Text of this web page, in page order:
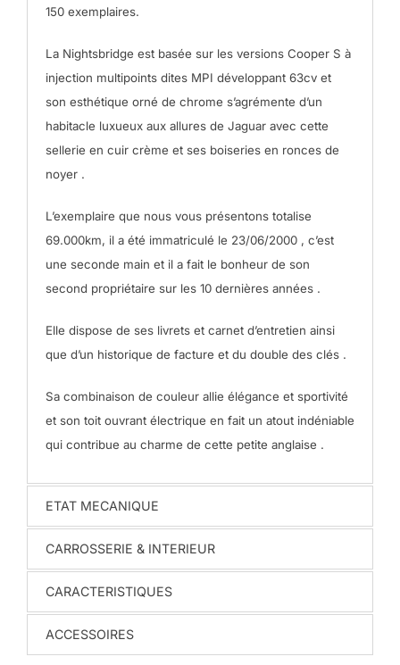
150 exemplaires.
La Nightsbridge est basée sur les versions Cooper S à
injection multipoints dites MPI développant 63cv et
son esthétique orné de chrome s’agrémente d’un
habitacle luxueux aux allures de Jaguar avec cette
sellerie en cuir crème et ses boiseries en ronces de
noyer .
L’exemplaire que nous vous présentons totalise
69.000km, il a été immatriculé le 23/06/2000 , c’est
une seconde main et il a fait le bonheur de son
second propriétaire sur les 10 dernières années .
Elle dispose de ses livrets et carnet d’entretien ainsi
que d’un historique de facture et du double des clés .
Sa combinaison de couleur allie élégance et sportivité
et son toit ouvrant électrique en fait un atout indéniable
qui contribue au charme de cette petite anglaise .
ETAT MECANIQUE
CARROSSERIE & INTERIEUR
CARACTERISTIQUES
ACCESSOIRES